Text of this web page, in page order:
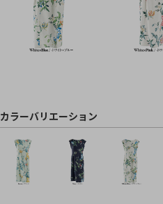
カラーバリエーション